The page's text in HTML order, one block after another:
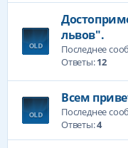
львов".
Последнее
Ответы:12
Всем
Последнее
Ответы:4